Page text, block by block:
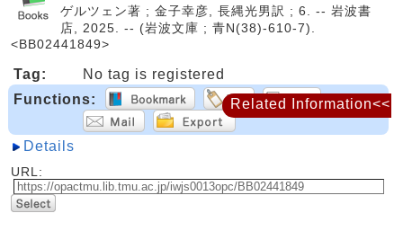
ゲルツェン著 ; 金子幸彦, 長縄光男訳 ; 6. -- 岩波書
店, 2025. -- (岩波文庫 ; 青N(38)-610-7).
<BB02441849>
Tag:
No tag is registered
Functions:
Details
URL:
Related Information<<